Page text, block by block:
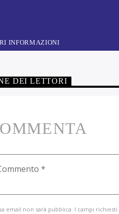
INFORMAZIONI
DEI LETTORI
email non sarà pubblica. I campi